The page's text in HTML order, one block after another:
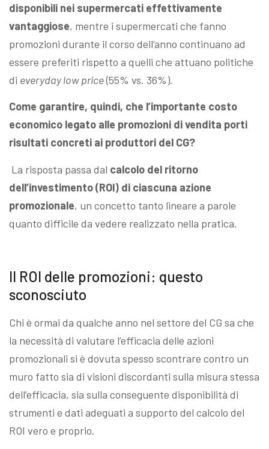
disponibili nei supermercati effettivamente
vantaggiose, mentre i supermercati che fanno
promozioni durante il corso dell’anno continuano ad
essere preferiti rispetto a quelli che attuano politiche
di everyday low price(55% vs. 36%).
Come garantire, quindi, che l’importante costo
economico legato alle promozioni di vendita porti
risultati concreti ai produttori del CG?
La risposta passa dal calcolo del ritorno
dell’investimento (ROI) di ciascuna azione
promozionale, un concetto tanto lineare a parole
quanto difficile da vedere realizzato nella pratica.
Il ROI delle promozioni: questo
sconosciuto
Chi è ormai da qualche anno nel settore del CG sa che
la necessità di valutare l’efficacia delle azioni
promozionali si è dovuta spesso scontrare contro un
muro fatto sia di visioni discordanti sulla misura stessa
dell’efficacia, sia sulla conseguente disponibilità di
strumenti e dati adeguati a supporto del calcolo del
ROI vero e proprio.